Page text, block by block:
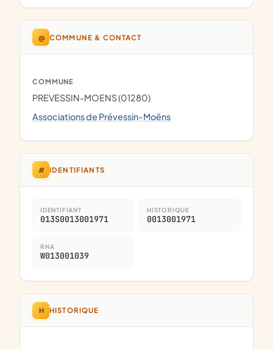
@ COMMUNE & CONTACT
COMMUNE
PREVESSIN-MOENS (01280)
Associations de Prévessin-Moëns
# IDENTIFIANTS
IDENTIFIANT
013S0013001971
HISTORIQUE
0013001971
RNA
W013001039
H HISTORIQUE